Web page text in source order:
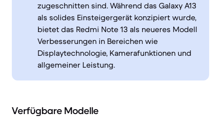
zugeschnitten sind. Während das Galaxy A13
als solides Einsteigergerät konzipiert wurde,
bietet das Redmi Note 13 als neueres Modell
Verbesserungen in Bereichen wie
Displaytechnologie, Kamerafunktionen und
allgemeiner Leistung.
Verfügbare Modelle